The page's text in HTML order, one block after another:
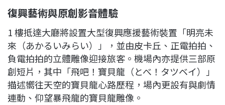
復興藝術與原創影音體驗
1 樓抵達大廳將設置大型復興應援藝術裝置「明亮未
來（あかるいみらい）」，並由皮卡丘、正電拍拍、
負電拍拍的立體雕像迎接旅客。機場內亦提供三部原
創短片，其中「飛吧！寶貝龍（とべ！タツベイ）」
描述嚮往天空的寶貝龍心路歷程，場內更設有與劇情
連動、仰望暴飛龍的寶貝龍雕像。